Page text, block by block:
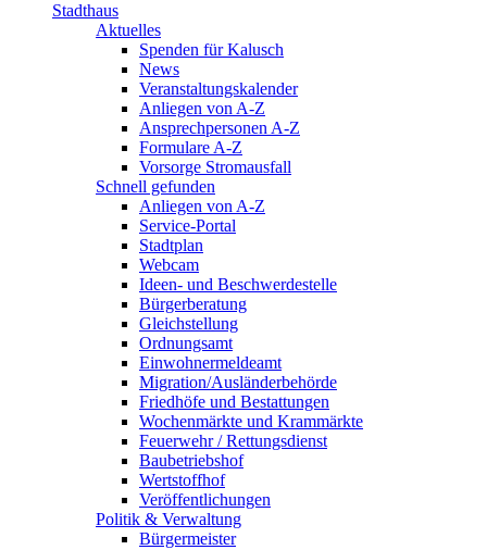
Stadthaus
Aktuelles
Spenden für Kalusch
News
Veranstaltungskalender
Anliegen von A-Z
Ansprechpersonen A-Z
Formulare A-Z
Vorsorge Stromausfall
Schnell gefunden
Anliegen von A-Z
Service-Portal
Stadtplan
Webcam
Ideen- und Beschwerdestelle
Bürgerberatung
Gleichstellung
Ordnungsamt
Einwohnermeldeamt
Migration/Ausländerbehörde
Friedhöfe und Bestattungen
Wochenmärkte und Krammärkte
Feuerwehr / Rettungsdienst
Baubetriebshof
Wertstoffhof
Veröffentlichungen
Politik & Verwaltung
Bürgermeister